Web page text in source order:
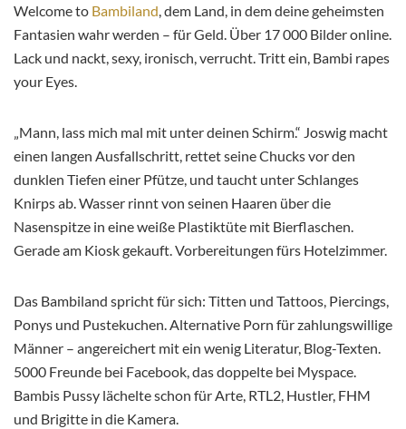
Welcome to Bambiland , dem Land, in dem deine geheimsten
Fantasien wahr werden – für Geld. Über 17 000 Bilder online.
Lack und nackt, sexy, ironisch, verrucht. Tritt ein, Bambi rapes
your Eyes.
„Mann, lass mich mal mit unter deinen Schirm.“ Joswig macht
einen langen Ausfallschritt, rettet seine Chucks vor den
dunklen Tiefen einer Pfütze, und taucht unter Schlanges
Knirps ab. Wasser rinnt von seinen Haaren über die
Nasenspitze in eine weiße Plastiktüte mit Bierflaschen.
Gerade am Kiosk gekauft. Vorbereitungen fürs Hotelzimmer.
Das Bambiland spricht für sich: Titten und Tattoos, Piercings,
Ponys und Pustekuchen. Alternative Porn für zahlungswillige
Männer – angereichert mit ein wenig Literatur, Blog-Texten.
5000 Freunde bei Facebook, das doppelte bei Myspace.
Bambis Pussy lächelte schon für Arte, RTL2, Hustler, FHM
und Brigitte in die Kamera.